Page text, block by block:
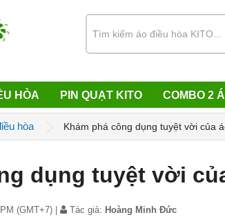
HÒA PIN QUẠT KITO COMBO 2
hòa Khám phá công dụng tuyệt vời của
dụng tuyệt vời
(GMT+7) | Tác giả: Hoàng Minh Đức